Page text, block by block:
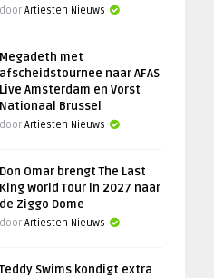
door Artiesten Nieuws
Megadeth met
afscheidstournee naar AFAS
Live Amsterdam en Vorst
Nationaal Brussel
door Artiesten Nieuws
Don Omar brengt The Last
King World Tour in 2027 naar
de Ziggo Dome
door Artiesten Nieuws
Teddy Swims kondigt extra